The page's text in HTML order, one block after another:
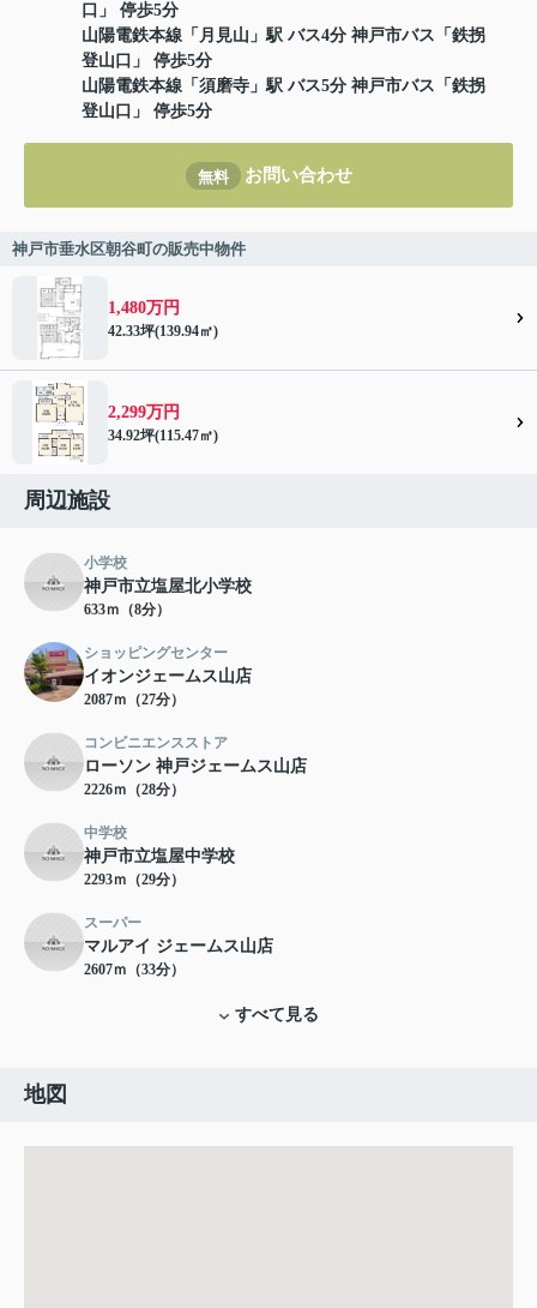
口」 停歩5分
山陽電鉄本線 「 月見山 」駅 バス4分 神戸市バス「鉄拐
登山口」 停歩5分
山陽電鉄本線 「 須磨寺 」駅 バス5分 神戸市バス「鉄拐
登山口」 停歩5分
無料 お問い合わせ
神戸市垂水区朝谷町の販売中物件
1,480万円
42.33坪(139.94㎡)
2,299万円
34.92坪(115.47㎡)
周辺施設
小学校
神戸市立塩屋北小学校
633ｍ（8分）
ショッピングセンター
イオンジェームス山店
2087ｍ（27分）
コンビニエンスストア
ローソン 神戸ジェームス山店
2226ｍ（28分）
中学校
神戸市立塩屋中学校
2293ｍ（29分）
スーパー
マルアイ ジェームス山店
2607ｍ（33分）
すべて見る
地図